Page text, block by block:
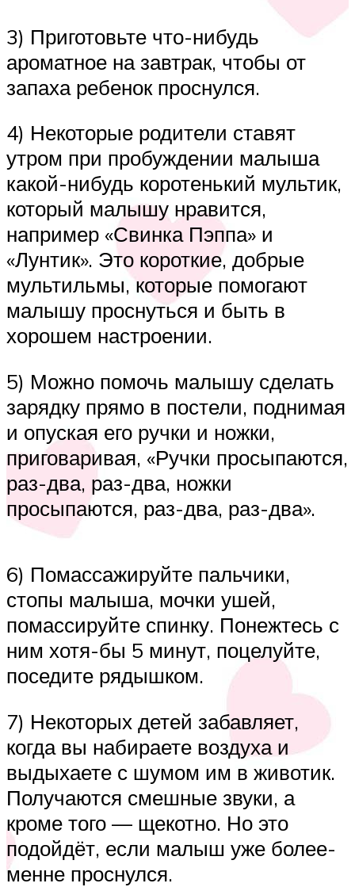
3) Приготовьте что-нибудь
ароматное на завтрак, чтобы от
запаха ребенок проснулся.
4) Некоторые родители ставят
утром при пробуждении малыша
какой-нибудь коротенький мультик,
который малышу нравится,
например «Свинка Пэппа» и
«Лунтик». Это короткие, добрые
мультильмы, которые помогают
малышу проснуться и быть в
хорошем настроении.
5) Можно помочь малышу сделать
зарядку прямо в постели, поднимая
и опуская его ручки и ножки,
приговаривая, «Ручки просыпаются,
раз-два, раз-два, ножки
просыпаются, раз-два, раз-два».
6) Помассажируйте пальчики,
стопы малыша, мочки ушей,
помассируйте спинку. Понежтесь с
ним хотя-бы 5 минут, поцелуйте,
поседите рядышком.
7) Некоторых детей забавляет,
когда вы набираете воздуха и
выдыхаете с шумом им в животик.
Получаются смешные звуки, а
кроме того — щекотно. Но это
подойдёт, если малыш уже более-
менне проснулся.